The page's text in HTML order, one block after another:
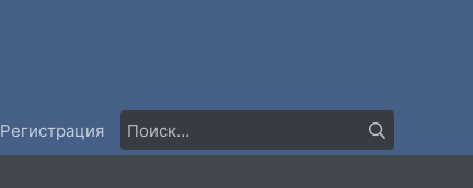
Регистрация